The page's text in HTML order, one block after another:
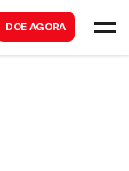
DOE AGORA